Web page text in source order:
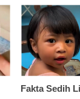
Fakta Sedih